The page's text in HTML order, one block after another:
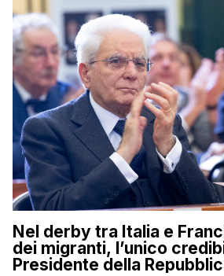
Nel derby tra Italia e
dei migranti, l’unico
Presidente della